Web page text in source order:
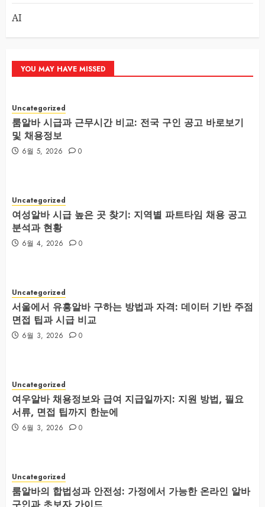
AI
YOU MAY HAVE MISSED
Uncategorized
룸알바 시급과 근무시간 비교: 전국 구인 공고 바로보기
및 채용정보
6월 5, 2026 0
Uncategorized
여성알바 시급 높은 곳 찾기: 지역별 파트타임 채용 공고
분석과 현황
6월 4, 2026 0
Uncategorized
서울에서 유흥알바 구하는 방법과 자격: 데이터 기반 주점
면접 팁과 시급 비교
6월 3, 2026 0
Uncategorized
여우알바 채용정보와 급여 지급일까지: 지원 방법, 필요
서류, 면접 팁까지 한눈에
6월 3, 2026 0
Uncategorized
룸알바의 합법성과 안전성: 가정에서 가능한 온라인 알바